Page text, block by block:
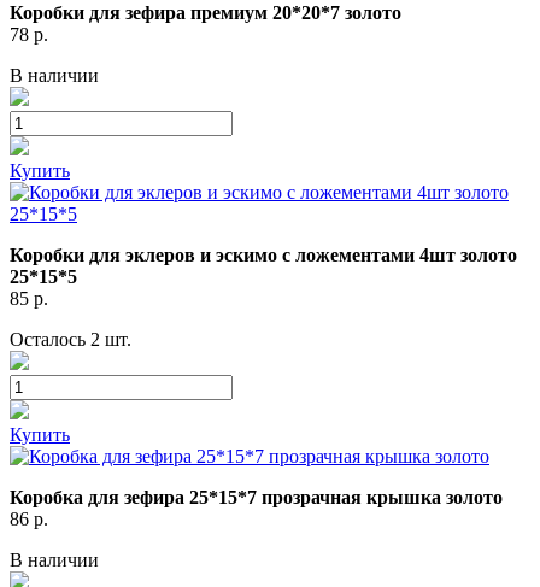
Коробки для зефира премиум 20*20*7 золото
78 р.
В наличии
Купить
Коробки для эклеров и эскимо с ложементами 4шт золото
25*15*5
85 р.
Осталось 2 шт.
Купить
Коробка для зефира 25*15*7 прозрачная крышка золото
86 р.
В наличии